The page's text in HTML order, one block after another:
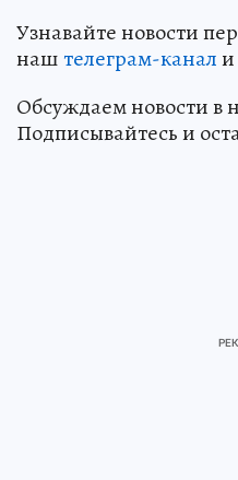
Узнавайте новости
наштелеграм-канали
Обсуждаем новости в
Подписывайтесь и